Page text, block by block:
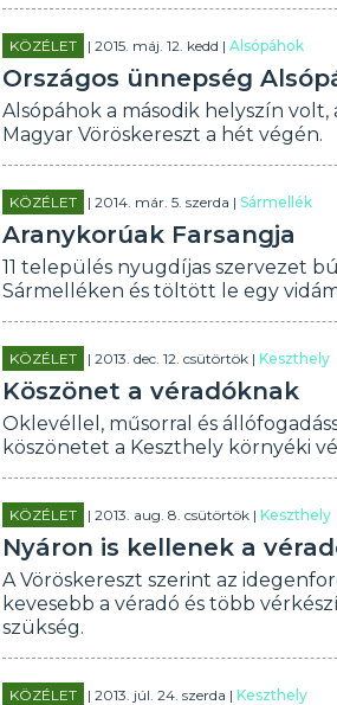
KÖZÉLET | 2015. máj. 12. kedd |Alsópáhok
Országos ünnepség
Alsópáhok a második helyszín
Magyar Vöröskereszt a hét végén.
KÖZÉLET | 2014. már. 5. szerda |Sármellék
Aranykorúak Farsangja
11 település nyugdíjas szervezet
Sármelléken és töltött le egy
KÖZÉLET | 2013. dec. 12. csütörtök |Keszthely
Köszönet a véradóknak
Oklevéllel, műsorral és
köszönetet a Keszthely környéki
KÖZÉLET | 2013. aug. 8. csütörtök |Keszthely
Nyáron is kellenek a
A Vöröskereszt szerint az
kevesebb a véradó és több
szükség.
KÖZÉLET | 2013. júl. 24. szerda |Keszthely